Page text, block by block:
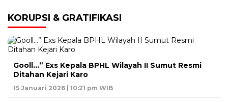
KORUPSI & GRATIFIKASI
Gooll…” Exs Kepala BPHL Wilayah II Sumut Resmi
Ditahan Kejari Karo
15 Januari 2026 | 10:21 pm WIB